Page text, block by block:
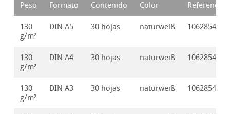
Peso Formato Contenido Color Referencia
130
g/m²
DIN A5 30 hojas naturweiß 10628544
130
g/m²
DIN A4 30 hojas naturweiß 10628545
130
g/m²
DIN A3 30 hojas naturweiß 10628546